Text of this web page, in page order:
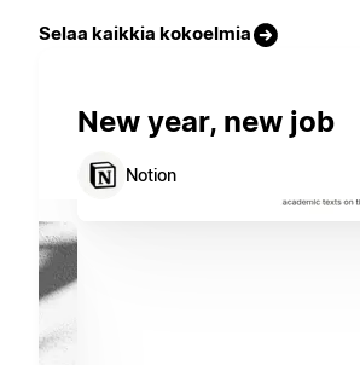
Selaa kaikkia kokoelmia
New year, new job
Notion